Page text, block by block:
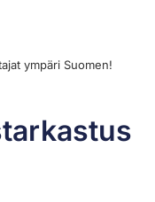
ympäri Suomen!